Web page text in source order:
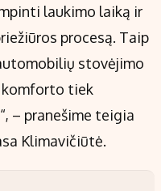
laukimo laiką ir
procesą. Taip
stovėjimo
komforto tiek
– pranešime teigia
Klimavičiūtė.